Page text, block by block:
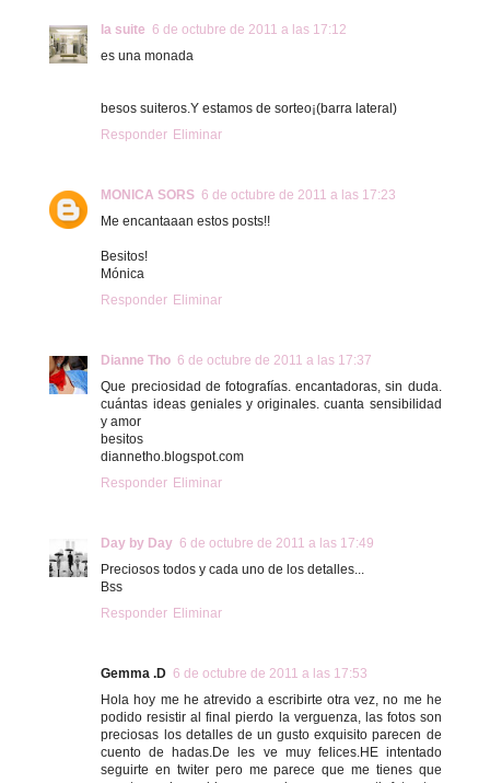
la suite 6 de octubre de 2011 a las 17:12
es una monada
besos suiteros.Y estamos de sorteo¡(barra lateral)
Responder Eliminar
MONICA SORS 6 de octubre de 2011 a las 17:23
Me encantaaan estos posts!!
Besitos!
Mónica
Responder Eliminar
Dianne Tho 6 de octubre de 2011 a las 17:37
Que preciosidad de fotografías. encantadoras, sin duda.
cuántas ideas geniales y originales. cuanta sensibilidad
y amor
besitos
diannetho.blogspot.com
Responder Eliminar
Day by Day 6 de octubre de 2011 a las 17:49
Preciosos todos y cada uno de los detalles...
Bss
Responder Eliminar
Gemma .D 6 de octubre de 2011 a las 17:53
Hola hoy me he atrevido a escribirte otra vez, no me he
podido resistir al final pierdo la verguenza, las fotos son
preciosas los detalles de un gusto exquisito parecen de
cuento de hadas.De les ve muy felices.HE intentado
seguirte en twiter pero me parece que me tienes que